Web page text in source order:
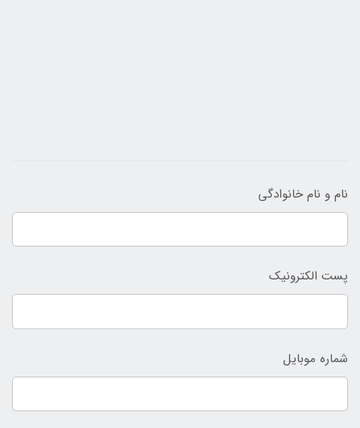
نام و نام خانوادگی
پست الکترونیک
شماره موبایل